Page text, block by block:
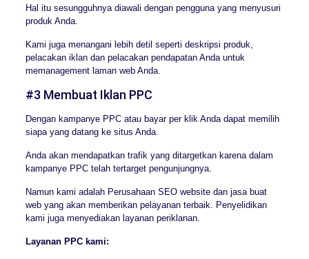
Hal itu sesungguhnya diawali dengan pengguna yang menyusuri
produk Anda.
Kami juga menangani lebih detil seperti deskripsi produk,
pelacakan iklan dan pelacakan pendapatan Anda untuk
memanagement laman web Anda.
#3 Membuat Iklan PPC
Dengan kampanye PPC atau bayar per klik Anda dapat memilih
siapa yang datang ke situs Anda.
Anda akan mendapatkan trafik yang ditargetkan karena dalam
kampanye PPC telah tertarget pengunjungnya.
Namun kami adalah Perusahaan SEO website dan jasa buat
web yang akan memberikan pelayanan terbaik. Penyelidikan
kami juga menyediakan layanan periklanan.
Layanan PPC kami: